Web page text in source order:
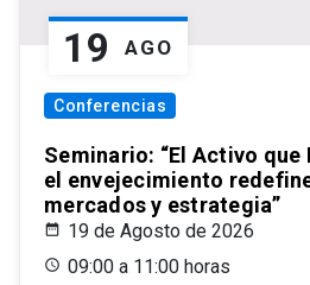
19 AGO
Conferencias
Seminario: “El Activo que
el envejecimiento
mercados y estrategia”
19 de Agosto de 2026
09:00 a 11:00 horas